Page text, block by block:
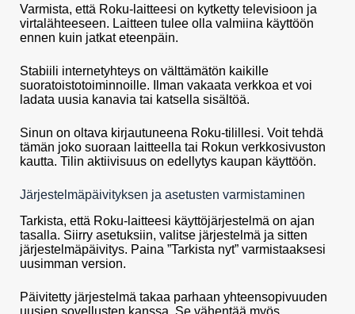
Varmista, että Roku-laitteesi on kytketty televisioon ja
virtalähteeseen. Laitteen tulee olla valmiina käyttöön
ennen kuin jatkat eteenpäin.
Stabiili internetyhteys on välttämätön kaikille
suoratoistotoiminnoille. Ilman vakaata verkkoa et voi
ladata uusia kanavia tai katsella sisältöä.
Sinun on oltava kirjautuneena Roku-tilillesi. Voit tehdä
tämän joko suoraan laitteella tai Rokun verkkosivuston
kautta. Tilin aktiivisuus on edellytys kaupan käyttöön.
Järjestelmäpäivityksen ja asetusten varmistaminen
Tarkista, että Roku-laitteesi käyttöjärjestelmä on ajan
tasalla. Siirry asetuksiin, valitse järjestelmä ja sitten
järjestelmäpäivitys. Paina ”Tarkista nyt” varmistaaksesi
uusimman version.
Päivitetty järjestelmä takaa parhaan yhteensopivuuden
uusien sovellusten kanssa. Se vähentää myös